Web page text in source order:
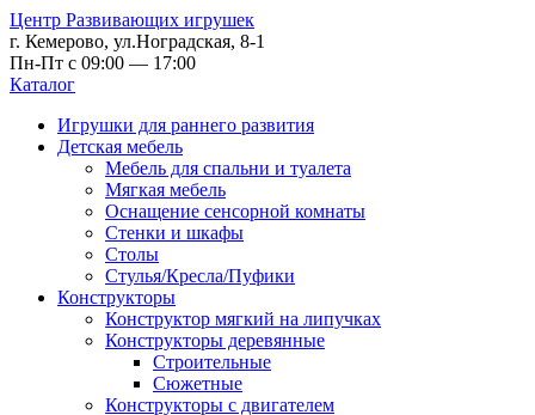
Центр Развивающих игрушек
г. Кемерово, ул.Ноградская, 8-1
Пн-Пт с 09:00 — 17:00
Каталог
Игрушки для раннего развития
Детская мебель
Мебель для спальни и туалета
Мягкая мебель
Оснащение сенсорной комнаты
Стенки и шкафы
Столы
Стулья/Кресла/Пуфики
Конструкторы
Конструктор мягкий на липучках
Конструкторы деревянные
Строительные
Сюжетные
Конструкторы с двигателем